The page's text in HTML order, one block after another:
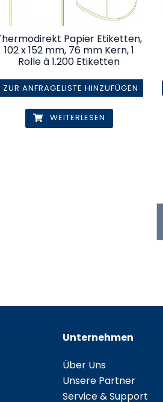
Papier Etiketten,
102 x 152 mm, 76 mm Kern, 1
Rolle à 1.200 Etiketten
ZUR ANFRAGELISTE HINZUFÜGEN
WEITERLESEN
Unternehmen
Über Uns
Unsere Partner
Service & Support